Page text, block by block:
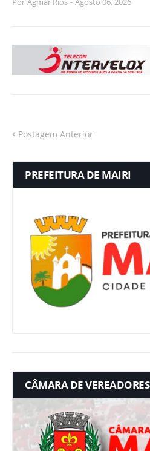
Postagem Anterior
PREFEITURA DE MAIRI
CÂMARA DE VEREADORES